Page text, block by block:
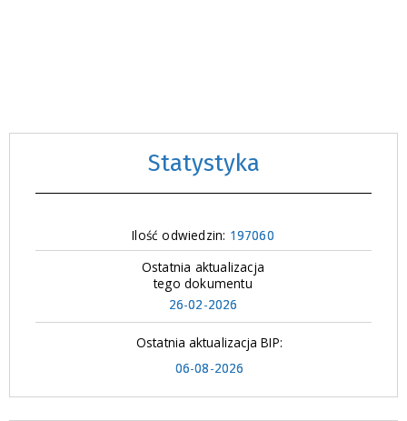
Statystyka
Ilość odwiedzin: 197060
Ostatnia aktualizacja
tego dokumentu
26-02-2026
Ostatnia aktualizacja BIP:
06-08-2026